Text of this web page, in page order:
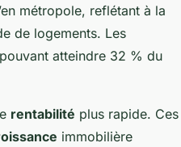
métropole, reflétant à la
de logements. Les
atteindre 32 % du
rentabilité plus rapide. Ces
immobilière